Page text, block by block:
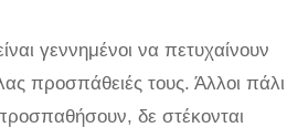
γεννημένοι να πετυχαίνουν
προσπάθειές τους. Άλλοι πάλι
δε στέκονται